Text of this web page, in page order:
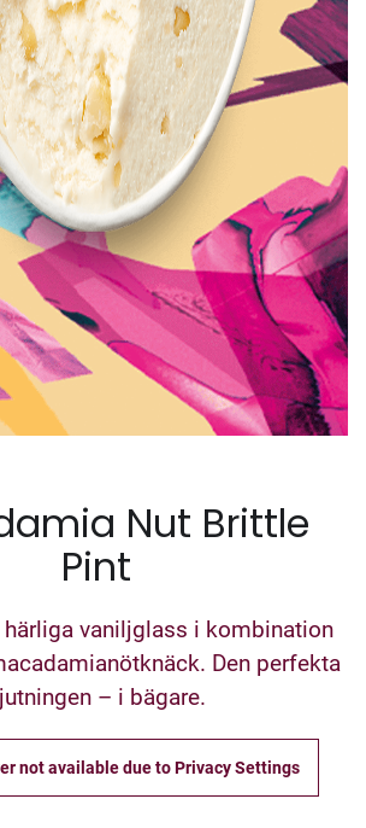
Nut Brittle
Pint
härliga vaniljglass i kombination
Den perfekta
– i bägare.
not available due to Privacy Settings